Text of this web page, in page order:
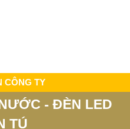
CÔNG TY
- ĐÈN LED
TÚ